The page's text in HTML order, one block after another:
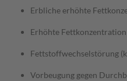
Erbliche erhöhte
Erhöhte
Fettstoffwechselstörung
Vorbeugung gegen